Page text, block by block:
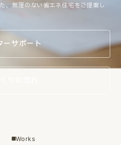
、無理のない省エネ住宅をご提案し
ーサポート
Works